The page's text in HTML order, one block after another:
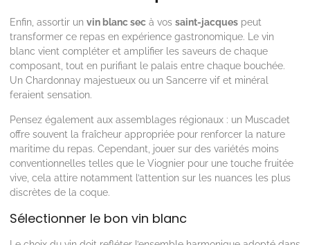
Enfin, assortir un vin blanc sec à vos saint-jacques peut
transformer ce repas en expérience gastronomique. Le vin
blanc vient compléter et amplifier les saveurs de chaque
composant, tout en purifiant le palais entre chaque bouchée.
Un Chardonnay majestueux ou un Sancerre vif et minéral
feraient sensation.
Pensez également aux assemblages régionaux : un Muscadet
offre souvent la fraîcheur appropriée pour renforcer la nature
maritime du repas. Cependant, jouer sur des variétés moins
conventionnelles telles que le Viognier pour une touche fruitée
vive, cela attire notamment l’attention sur les nuances les plus
discrètes de la coque.
Sélectionner le bon vin blanc